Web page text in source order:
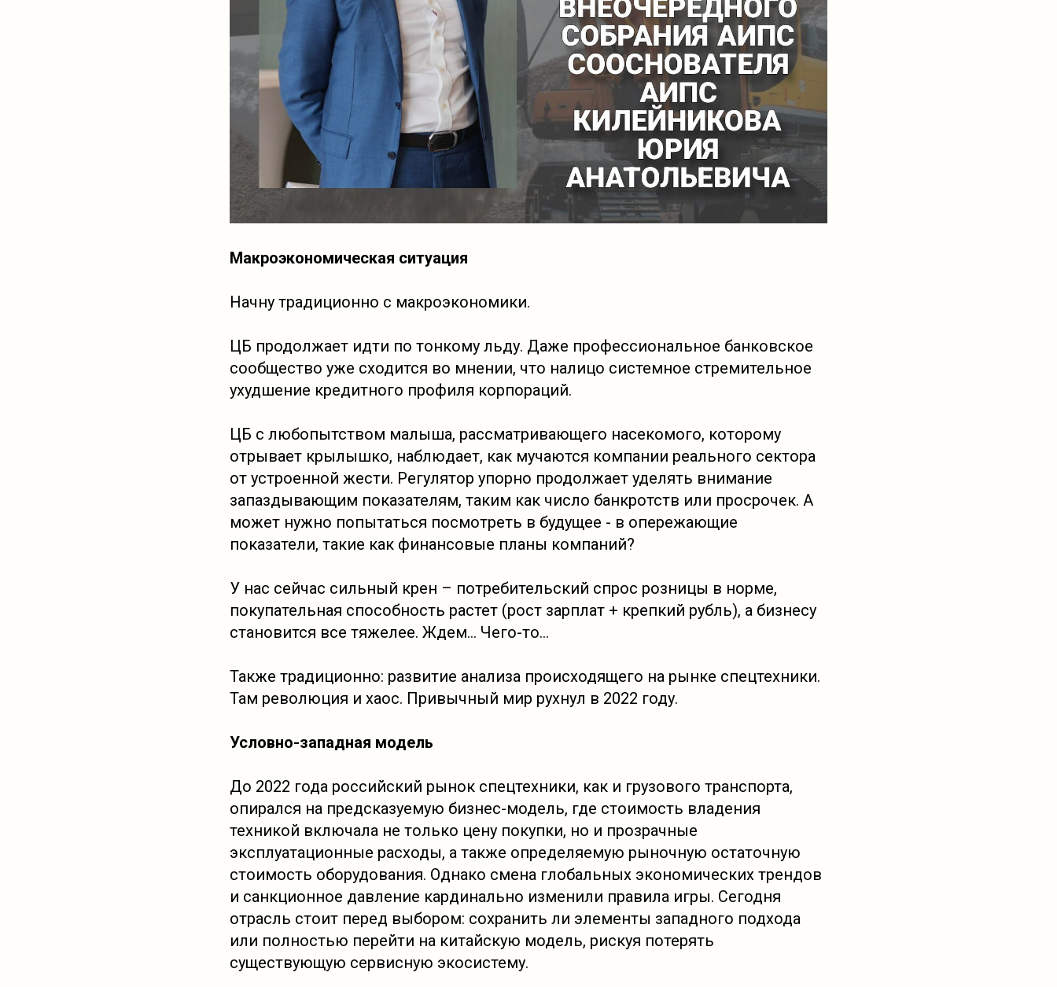
Макроэкономическая ситуация
Начну традиционно с макроэкономики.
ЦБ продолжает идти по тонкому льду. Даже профессиональное банковское
сообщество уже сходится во мнении, что налицо системное стремительное
ухудшение кредитного профиля корпораций.
ЦБ с любопытством малыша, рассматривающего насекомого, которому
отрывает крылышко, наблюдает, как мучаются компании реального сектора
от устроенной жести. Регулятор упорно продолжает уделять внимание
запаздывающим показателям, таким как число банкротств или просрочек. А
может нужно попытаться посмотреть в будущее - в опережающие
показатели, такие как финансовые планы компаний?
У нас сейчас сильный крен – потребительский спрос розницы в норме,
покупательная способность растет (рост зарплат + крепкий рубль), а бизнесу
становится все тяжелее. Ждем… Чего-то…
Также традиционно: развитие анализа происходящего на рынке спецтехники.
Там революция и хаос. Привычный мир рухнул в 2022 году.
Условно-западная модель
До 2022 года российский рынок спецтехники, как и грузового транспорта,
опирался на предсказуемую бизнес-модель, где стоимость владения
техникой включала не только цену покупки, но и прозрачные
эксплуатационные расходы, а также определяемую рыночную остаточную
стоимость оборудования. Однако смена глобальных экономических трендов
и санкционное давление кардинально изменили правила игры. Сегодня
отрасль стоит перед выбором: сохранить ли элементы западного подхода
или полностью перейти на китайскую модель, рискуя потерять
существующую сервисную экосистему.